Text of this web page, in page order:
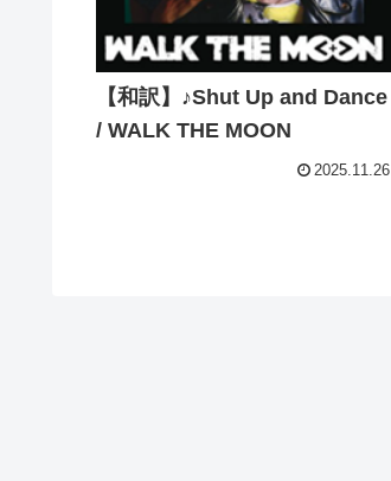
【和訳】♪Shut Up and Dance
/ WALK THE MOON
2025.11.26